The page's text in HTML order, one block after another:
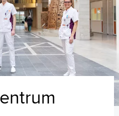
duizeligheid
onderzoek